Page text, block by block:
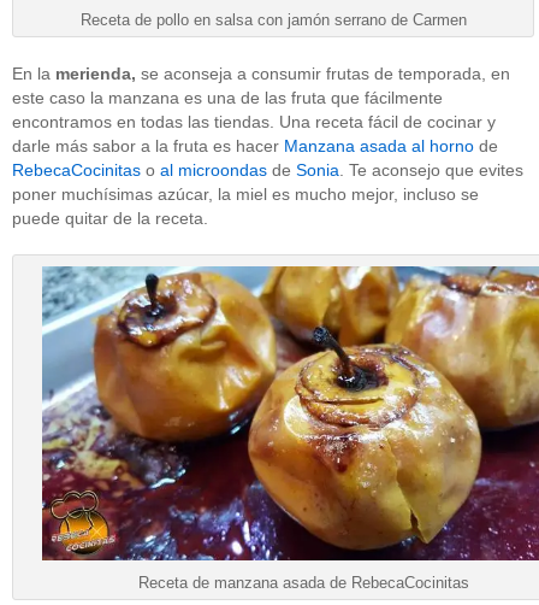
Receta de pollo en salsa con jamón serrano de Carmen
En la merienda, se aconseja a consumir frutas de temporada, en
este caso la manzana es una de las fruta que fácilmente
encontramos en todas las tiendas. Una receta fácil de cocinar y
darle más sabor a la fruta es hacer Manzana asada al horno de
RebecaCocinitas o al microondas de Sonia . Te aconsejo que evites
poner muchísimas azúcar, la miel es mucho mejor, incluso se
puede quitar de la receta.
Receta de manzana asada de RebecaCocinitas